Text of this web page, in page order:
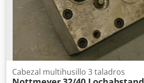
Cabezal multihusillo 3 taladros